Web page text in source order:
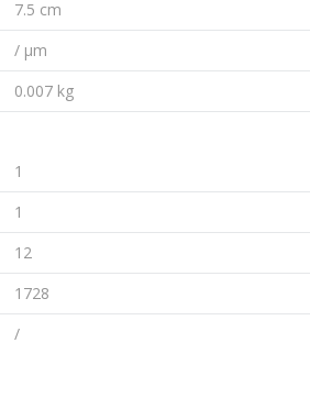
7.5 cm
/ µm
0.007 kg
1
1
12
1728
/